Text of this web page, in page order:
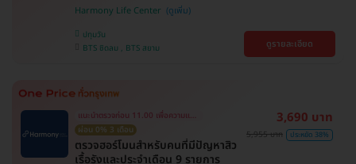
Harmony Life Center
ปทุมวัน
BTS ชิดลม , BTS สยาม
ดูรายละเอียด
แนะนำตรวจก่อน 11.00 เพื่อความแม่นยำ
ผ่อน 0% 3 เดือน
ตรวจฮอร์โมนสำหรับคนที่มีปัญหาสิว
เรื้อรังและประจำเดือน 9 รายการ
3,690 บาท
5,955 บาท ประหยัด 38%